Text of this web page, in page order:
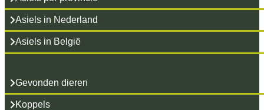
Asiels in Nederland
Asiels in België
Gevonden dieren
Koppels